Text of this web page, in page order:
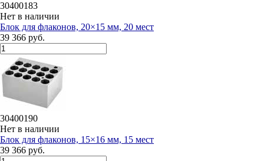
30400183
Нет в наличии
Блок для флаконов, 20×15 мм, 20 мест
39 366 руб.
30400190
Нет в наличии
Блок для флаконов, 15×16 мм, 15 мест
39 366 руб.